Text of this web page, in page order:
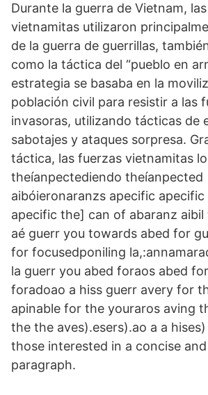
Durante la guerra de Vietnam,
vietnamitas utilizaron
de la guerra de guerrillas,
como la táctica del “pueblo en
estrategia se basaba en la
población civil para resistir a las
invasoras, utilizando tácticas de
sabotajes y ataques sorpresa.
táctica, las fuerzas vietnamitas
theíanpectediendo theíanpected
aibóieronaranzs apecific
apecific the] can of abaranz
aé guerr you towards abed for
for focusedponiling
la guerr you abed foraos abed
foradoao a hiss guerr avery for
apinable for the youraros aving
the the aves).esers).ao a a
those interested in a concise
paragraph.